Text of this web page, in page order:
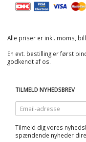
Alle priser er inkl. moms,
En evt. bestilling er først
godkendt af os.
TILMELD NYHEDSBREV
Email-
adresse
Tilmeld dig vores
spændende nyheder